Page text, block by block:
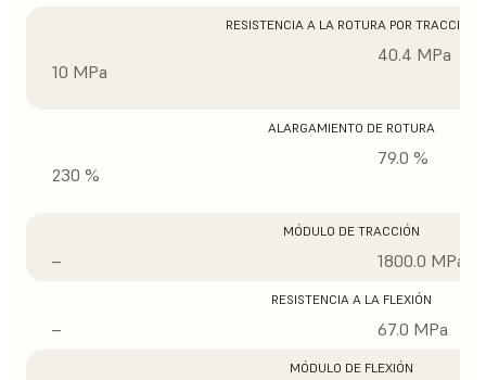
RESISTENCIA A LA ROTURA POR TRACCIÓN
10 MPa
40.4 MPa
ALARGAMIENTO DE ROTURA
230 %
79.0 %
MÓDULO DE TRACCIÓN
– 1800.0 MPa
RESISTENCIA A LA FLEXIÓN
– 67.0 MPa
MÓDULO DE FLEXIÓN